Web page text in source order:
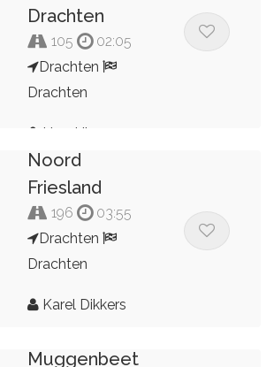
Drachten
105
02:05
Drachten
Drachten
Hendrik
Noord
Friesland
196
03:55
Drachten
Drachten
Karel Dikkers
Muggenbeet